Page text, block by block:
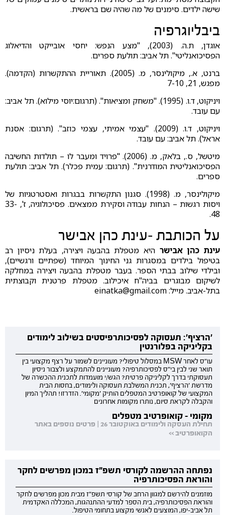
שישה ילדים. סימנים של מה שהיה שם בראשית.
ביבליוגרפיה
אוגדן, ת.ה. (2003), "מצע הנפש: יחסי אובייקט והדיאלוג
הפסיכואנליטי". תל אביב: תולעת ספרים.
ברנט, א., מיקולינסר, מ. (2005). תאוריית ההתקשרות (הקדמה).
מפגש, 21, 7-10
ויניקוט, ד.ו. (1995). "משחק ומציאות". (תרגום:יוסי מילוא). תל אביב:
עם עובד.
ויניקוט, ד.ו. (2009). "עצמי אמיתי, עצמי כוזב". (תרגום: אסנת
אראל). תל אביב: עם עובד.
מיטשל, ס., בלאק, מ. (2006). "פרויד ומעבר לו – תולדות החשיבה
הפסיכואנליטית המודרנית". (תרגום: עמית פכלר). תל אביב: תולעת
ספרים.
מיקולינסר, מ. (1998). סגנון התקשרות בבגרות ואסטרטגיות של
ויסות רגשות – הנחות עבודה וסקירת ממצאים. פסיכולוגיה, ז', 33-
48.
על הכותבת –עינת כהן אבישר
עינת כהן אבישר היא מטפלת בהבעה ויצירה, בעלת ניסיון רב
בטיפול בילדים במסגרות גני החינוך המיוחד (שפתיים ורגשיים),
ובילדי שילוב בבתי הספר. בעבר מטפלת בהבעה ויצירה במחלקה
לשיקום מבוגרים בביה"ח איכילוב. מטפלת פרטנית וקבוצתית
בתל-אביב. מייל:einatka@gmail.com
'הרציף': תעסוקה לפסיכותרפיסטים בשילוב לימודים
בקליניקה בפלורנטין
עו"ס לאחר MSW במסלול טיפולי? מעוניינים לשמור על רצף מקצועי בין
תואר שני לבין בי"ס לפסיכותרפיה? מעוניינים להתמקצע ולצבור ניסיון
תעסוקתי בדרך לקליניקה פרטית? הגש/י מועמדות לתכנית ההכשרה של
מדרשת 'הרציף', תכנית המשלבת תעסוקה ולימודים, בחסות הבית
המקצועי של קואופרטיב המטפלים הותיק 'מקומי'. הזדרזו! תהליך המיון
והקבלה לקראת סיום, נותרו מקומות אחרונים
מקומי - קואופרטיב מטפלים
תחילת העסקה ולימודים באוקטובר 26 | פרטים נוספים באתר
הקואופרטיב >>
נפתחה ההרשמה לקורסי תשפ"ז במכון מפרשים לחקר
והוראת הפסיכותרפיה
מוזמנים להירשם למגוון הרחב של קורסי תשפ"ז מבית מכון מפרשים לחקר
והוראת הפסיכותרפיה, בית הספר למדעי ההתנהגות, המכללה האקדמית
תל אביב-יפו, המוצעים לאנשי מקצוע בתחומי הטיפול.